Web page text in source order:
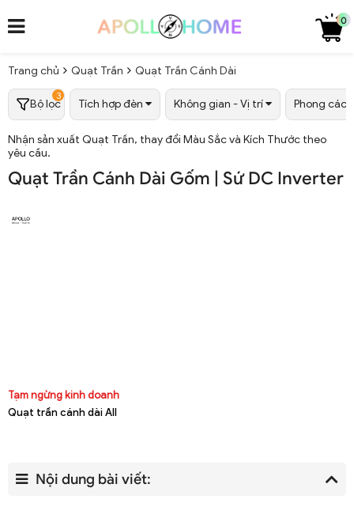
0
Trang chủ Quạt Trần Quạt Trần Cánh Dài
Bộ lọc
3
Tích hợp đèn Không gian - Vị trí Phong
Nhận sản xuất Quạt Trần, thay đổi Màu Sắc và Kích Thước theo
yêu cầu.
Quạt Trần Cánh Dài Gốm | Sứ DC Inverter
Tạm ngừng kinh doanh
Quạt trần cánh dài All
Nội dung bài viết: